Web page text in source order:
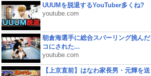
UUUMを脱退するYouTuber多くね?
youtube.com
朝倉海選手に総合スパーリング挑ん
コにされた...
youtube.com
【上京直前】はなわ家長男・元輝を